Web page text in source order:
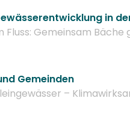
in
Fluss: Gemeinsam
Gemeinden
–